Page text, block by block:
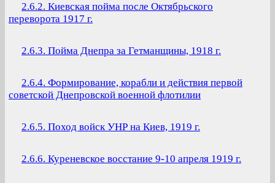
2.6.2. Киевская пойма после Октябрьского
переворота 1917 г.
2.6.3. Пойма Днепра за Гетманщины, 1918 г.
2.6.4. Формирование, корабли и действия первой
советской Днепровской военной флотилии
2.6.5. Поход войск УНР на Киев, 1919 г.
2.6.6. Куреневское восстание 9-10 апреля 1919 г.